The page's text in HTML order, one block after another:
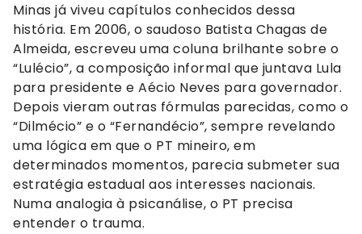
Minas já viveu capítulos conhecidos dessa
história. Em 2006, o saudoso Batista Chagas de
Almeida, escreveu uma coluna brilhante sobre o
“Lulécio”, a composição informal que juntava Lula
para presidente e Aécio Neves para governador.
Depois vieram outras fórmulas parecidas, como o
“Dilmécio” e o “Fernandécio”, sempre revelando
uma lógica em que o PT mineiro, em
determinados momentos, parecia submeter sua
estratégia estadual aos interesses nacionais.
Numa analogia à psicanálise, o PT precisa
entender o trauma.